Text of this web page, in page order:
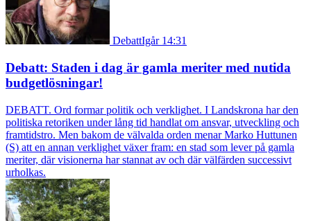
DebattIgår 14:31
Debatt: Staden i dag är gamla meriter med nutida
budgetlösningar!
DEBATT. Ord formar politik och verklighet. I Landskrona har den
politiska retoriken under lång tid handlat om ansvar, utveckling och
framtidstro. Men bakom de välvalda orden menar Marko Huttunen
(S) att en annan verklighet växer fram: en stad som lever på gamla
meriter, där visionerna har stannat av och där välfärden successivt
urholkas.